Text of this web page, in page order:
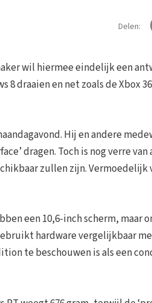
Delen:
wil hiermee eindelijk een
8 draaien en net zoals de Xbox
Hij en andere
dragen. Toch is nog verre
zullen zijn.
een 10,6-inch scherm, maar
hardware vergelijkbaar
te beschouwen is als een